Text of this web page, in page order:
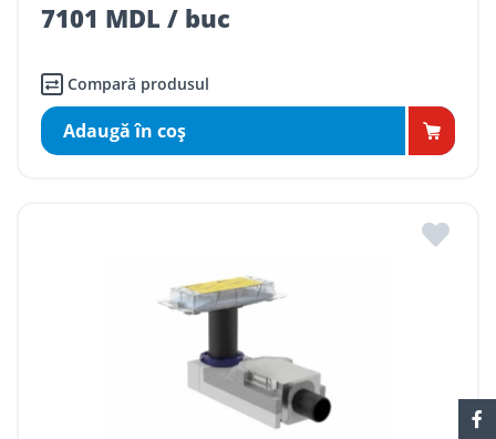
7101 MDL / buc
Compară produsul
Adaugă în coş